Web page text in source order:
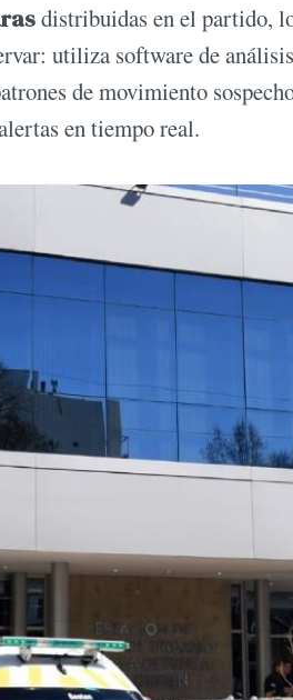
distribuidas en el partido,
utiliza software de
de movimiento
en tiempo real.